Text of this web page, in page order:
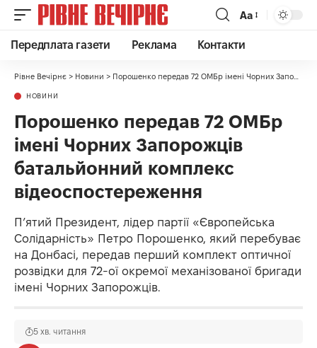
Аа
Передплата газети Реклама Контакти
Рівне Вечірнє > Новини > Порошенко передав 72 ОМБр імені Чорних Запорожців батальйонний комплекс відеоспостереження
НОВИНИ
Порошенко передав 72 ОМБр
імені Чорних Запорожців
батальйонний комплекс
відеоспостереження
П’ятий Президент, лідер партії «Європейська
Солідарність» Петро Порошенко, який перебуває
на Донбасі, передав перший комплект оптичної
розвідки для 72-ої окремої механізованої бригади
імені Чорних Запорожців.
5 хв. читання